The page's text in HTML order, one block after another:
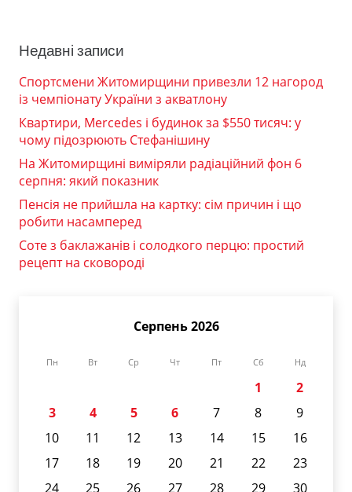
Недавні записи
Спортсмени Житомирщини привезли 12 нагород
із чемпіонату України з акватлону
Квартири, Mercedes і будинок за $550 тисяч: у
чому підозрюють Стефанішину
На Житомирщині виміряли радіаційний фон 6
серпня: який показник
Пенсія не прийшла на картку: сім причин і що
робити насамперед
Соте з баклажанів і солодкого перцю: простий
рецепт на сковороді
Серпень 2026
Пн Вт Ср Чт Пт Сб Нд
1
2
3
4 5 6 7 8
9
10
11 12 13 14 15
16
17
18 19 20 21 22
23
24
25 26 27 28 29
30